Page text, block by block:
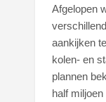
Afgelopen
aankijken
kolen- en
plannen
half